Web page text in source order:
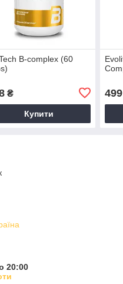
B-complex (60
₴
Купити
499
20:00